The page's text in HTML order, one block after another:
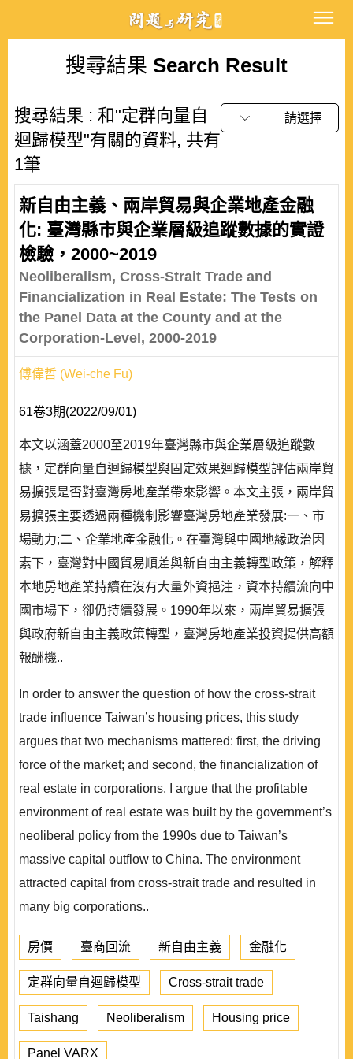
搜尋結果 Search Result
搜尋結果 : 和"定群向量自
迴歸模型"有關的資料, 共有
1筆
請選擇
新自由主義、兩岸貿易與企業地產金融
化: 臺灣縣市與企業層級追蹤數據的實證
檢驗，2000~2019
Neoliberalism, Cross-Strait Trade and
Financialization in Real Estate: The Tests on
the Panel Data at the County and at the
Corporation-Level, 2000-2019
傅偉哲 (Wei-che Fu)
61卷3期(2022/09/01)
本文以涵蓋2000至2019年臺灣縣市與企業層級追蹤數
據，定群向量自迴歸模型與固定效果迴歸模型評估兩岸貿
易擴張是否對臺灣房地產業帶來影響。本文主張，兩岸貿
易擴張主要透過兩種機制影響臺灣房地產業發展:一、市
場動力;二、企業地產金融化。在臺灣與中國地緣政治因
素下，臺灣對中國貿易順差與新自由主義轉型政策，解釋
本地房地產業持續在沒有大量外資挹注，資本持續流向中
國市場下，卻仍持續發展。1990年以來，兩岸貿易擴張
與政府新自由主義政策轉型，臺灣房地產業投資提供高額
報酬機..
In order to answer the question of how the cross-strait
trade influence Taiwan’s housing prices, this study
argues that two mechanisms mattered: first, the driving
force of the market; and second, the financialization of
real estate in corporations. I argue that the profitable
environment of real estate was built by the government’s
neoliberal policy from the 1990s due to Taiwan’s
massive capital outflow to China. The environment
attracted capital from cross-strait trade and resulted in
many big corporations..
房價 臺商回流 新自由主義 金融化
定群向量自迴歸模型 Cross-strait trade
Taishang Neoliberalism Housing price
Panel VARX